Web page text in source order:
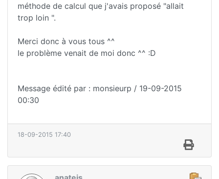
méthode de calcul que j'avais proposé "allait
trop loin ".
Merci donc à vous tous ^^
le problème venait de moi donc ^^ :D
Message édité par : monsieurp / 19-09-2015
00:30
18-09-2015 17:40